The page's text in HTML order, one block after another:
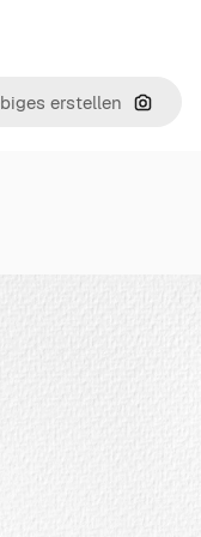
Nach